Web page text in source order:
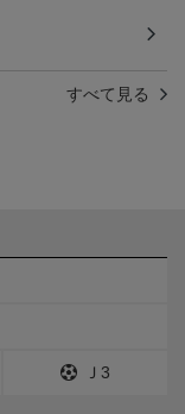
すべて見る
Ｊ3